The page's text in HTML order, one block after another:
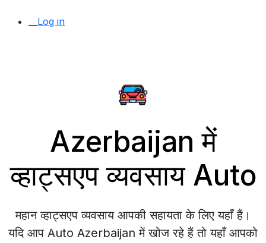
__Log in
Azerbaijan में
व्हाट्सएप व्यवसाय Auto
महान व्हाट्सएप व्यवसाय आपकी सहायता के लिए यहाँ हैं।
यदि आप Auto Azerbaijan में खोज रहे हैं तो यहाँ आपको